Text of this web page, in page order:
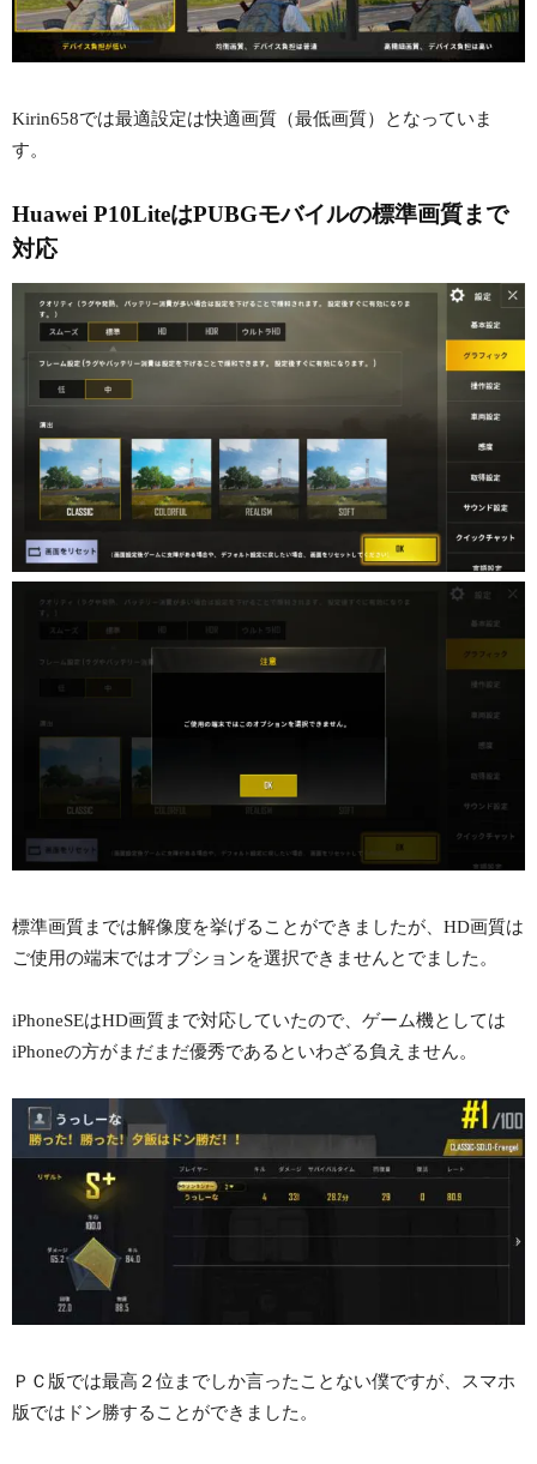
Kirin658では最適設定は快適画質（最低画質）となっていま
す。
Huawei P10LiteはPUBGモバイルの標準画質まで
対応
標準画質までは解像度を挙げることができましたが、HD画質は
ご使用の端末ではオプションを選択できませんとでました。
iPhoneSEはHD画質まで対応していたので、ゲーム機としては
iPhoneの方がまだまだ優秀であるといわざる負えません。
ＰＣ版では最高２位までしか言ったことない僕ですが、スマホ
版ではドン勝することができました。